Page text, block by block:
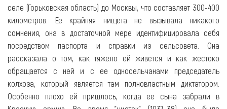
селе (Горьковская область) до Москвы, что составляет 300-400
километров. Ее крайняя нищета не вызывала никакого
сомнения, она в достаточной мере идентифицировала себя
посредством паспорта и справки из сельсовета. Она
рассказала о том, как тяжело ей живется и как жестоко
обращается с ней и с ее односельчанами председатель
колхоза, который является там полновластным диктатором.
Особенно плохо ей пришлось, когда ее сына забрали в